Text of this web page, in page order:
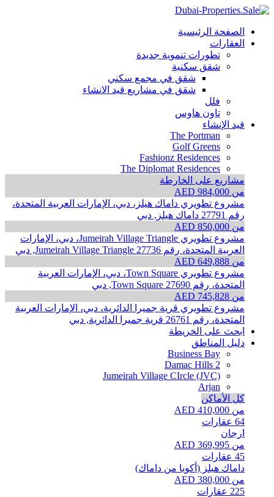
الصفحة الرئيسية
العقارات
تطورات تنموية جديدة
شقق سكنية
شقق في مجمع سكني
شقق في مشاريع قيد الانشاء
فلل
تاون هاوس
قيد الإنشاء
The Portman
Golf Greens
Fashionz Residences
The Diplomat Residences
مشاريع على الخارطة
من AED 984,000
مشروع تطويري داماك هيلز، دبي، الإمارات العربية المتحدة،
رقم 27791
داماك هيلز, دبي
من AED 850,000
مشروع تطويري Jumeirah Village Triangle، دبي، الإمارات
العربية المتحدة، رقم 27736
Jumeirah Village Triangle, دبي
من AED 649,888
مشروع تطويري Town Square، دبي، الإمارات العربية
المتحدة، رقم 27690
Town Square, دبي
من AED 745,828
مشروع تطويري قرية جميرا الدائرية، دبي، الإمارات العربية
المتحدة، رقم 26761
قرية جميرا الدائرية, دبي
ابحث على الخريطة
دليل المناطق
Business Bay
Damac Hills 2
Jumeirah Village CIrcle (JVC)
Arjan
كل الأماكن
من AED 410,000
64 عقارات
ارجان
من AED 369,995
45 عقارات
داماك هيلز (أكويا من داماك)
من AED 380,000
225 عقارات